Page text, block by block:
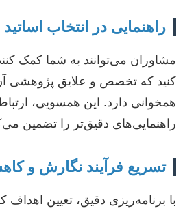
راهنمایی در انتخاب
مشاوران می‌توانند به شما کمک
کنید که تخصص و علایق پژوهشی
همخوانی دارد. این همسویی،
راهنمایی‌های دقیق‌تر را تضمین
تسریع فرآیند نگارش و
با برنامه‌ریزی دقیق، تعیین اهداف